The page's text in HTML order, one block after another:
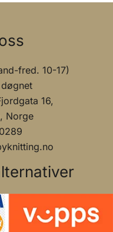
fred. 10-17)
16,
Norge